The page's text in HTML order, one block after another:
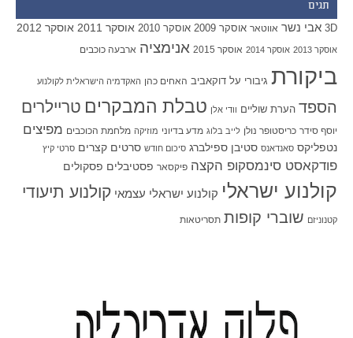
תגים
3D אבי נשר אווטאר אוסקר 2009 אוסקר 2010 אוסקר 2011 אוסקר 2012
אוסקר 2013 אוסקר 2014 אוסקר 2015 אנימציה ארבעה כוכבים
ביקורת גיבורי על דוקאביב האחים כהן האקדמיה הישראלית לקולנוע
הספד הערת שוליים וודי אלן טבלת המבקרים טריילרים
יוסף סידר כריסטופר נולן לייב בלוג מדע בדיוני מוזיקה מלחמת הכוכבים מפיצים
נטפליקס סאנדאנס סטיבן ספילברג סיכום חודש סרטים קצרים סרטי קיץ
פודקאסט סינמסקופ הקצה פיקסאר פסטיבלים פסקולים
קולנוע ישראלי קולנוע ישראלי עצמאי קולנוע תיעודי
קטנוניזם שוברי קופות תסריטאות